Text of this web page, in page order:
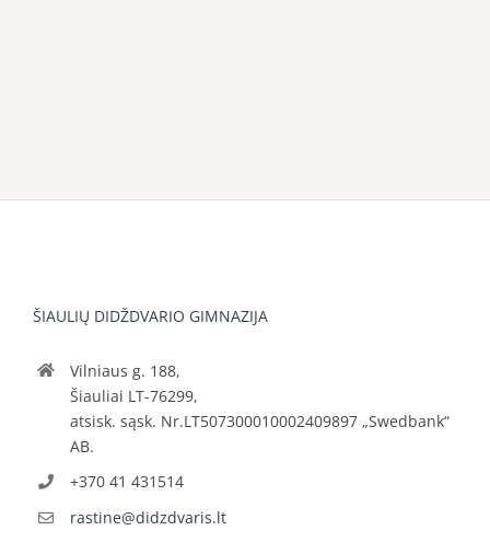
ŠIAULIŲ DIDŽDVARIO GIMNAZIJA
Vilniaus g. 188,
Šiauliai LT-76299,
atsisk. sąsk. Nr.LT507300010002409897 „Swedbank“
AB.
+370 41 431514
rastine@didzdvaris.lt